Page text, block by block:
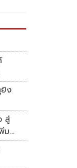
ยิง
สู่
ม